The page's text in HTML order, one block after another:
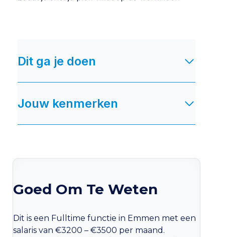
Dit ga je doen
Jouw kenmerken
Goed Om Te Weten
Dit is een Fulltime functie in Emmen met een
salaris van €3200 – €3500 per maand.